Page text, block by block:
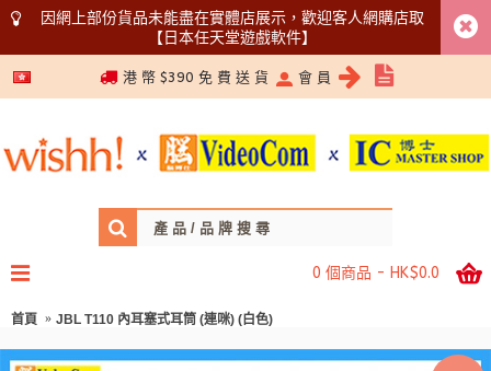
因網上部份貨品未能盡在實體店展示，歡迎客人網購店取
【日本任天堂遊戲軟件】
5366 1340
港 幣 $390 免 費 送 貨 會 員
0 個商品 - HK$0.0
首頁 JBL T110 內耳塞式耳筒 (連咪) (白色)